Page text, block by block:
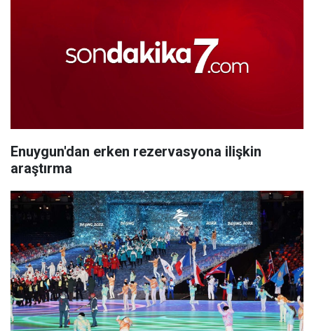
Enuygun'dan erken rezervasyona ilişkin
araştırma